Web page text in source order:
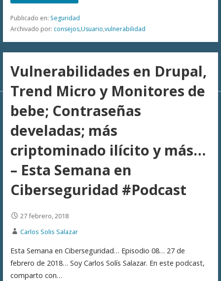
Publicado en: Seguridad
Archivado por: consejos,Usuario,vulnerabilidad
Vulnerabilidades en Drupal,
Trend Micro y Monitores de
bebe; Contraseñas
develadas; más
criptominado ilícito y más…
– Esta Semana en
Ciberseguridad #Podcast
27 febrero, 2018
Carlos Solis Salazar
Esta Semana en Ciberseguridad… Episodio 08… 27 de
febrero de 2018… Soy Carlos Solís Salazar. En este podcast,
comparto con…